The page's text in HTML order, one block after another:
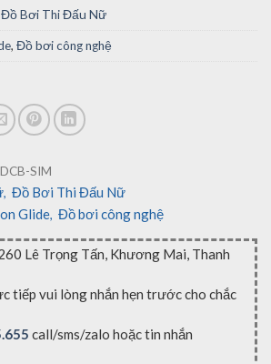
Đồ Bơi Thi Đấu Nữ
, Đồ bơi công nghệ
SIM
, Đồ Bơi Thi Đấu Nữ
Glide, Đồ bơi công nghệ
Lê Trọng Tấn, Khương Mai, Thanh
tiếp vui lòng nhắn hẹn trước cho chắc
call/sms/zalo hoặc tin nhắn